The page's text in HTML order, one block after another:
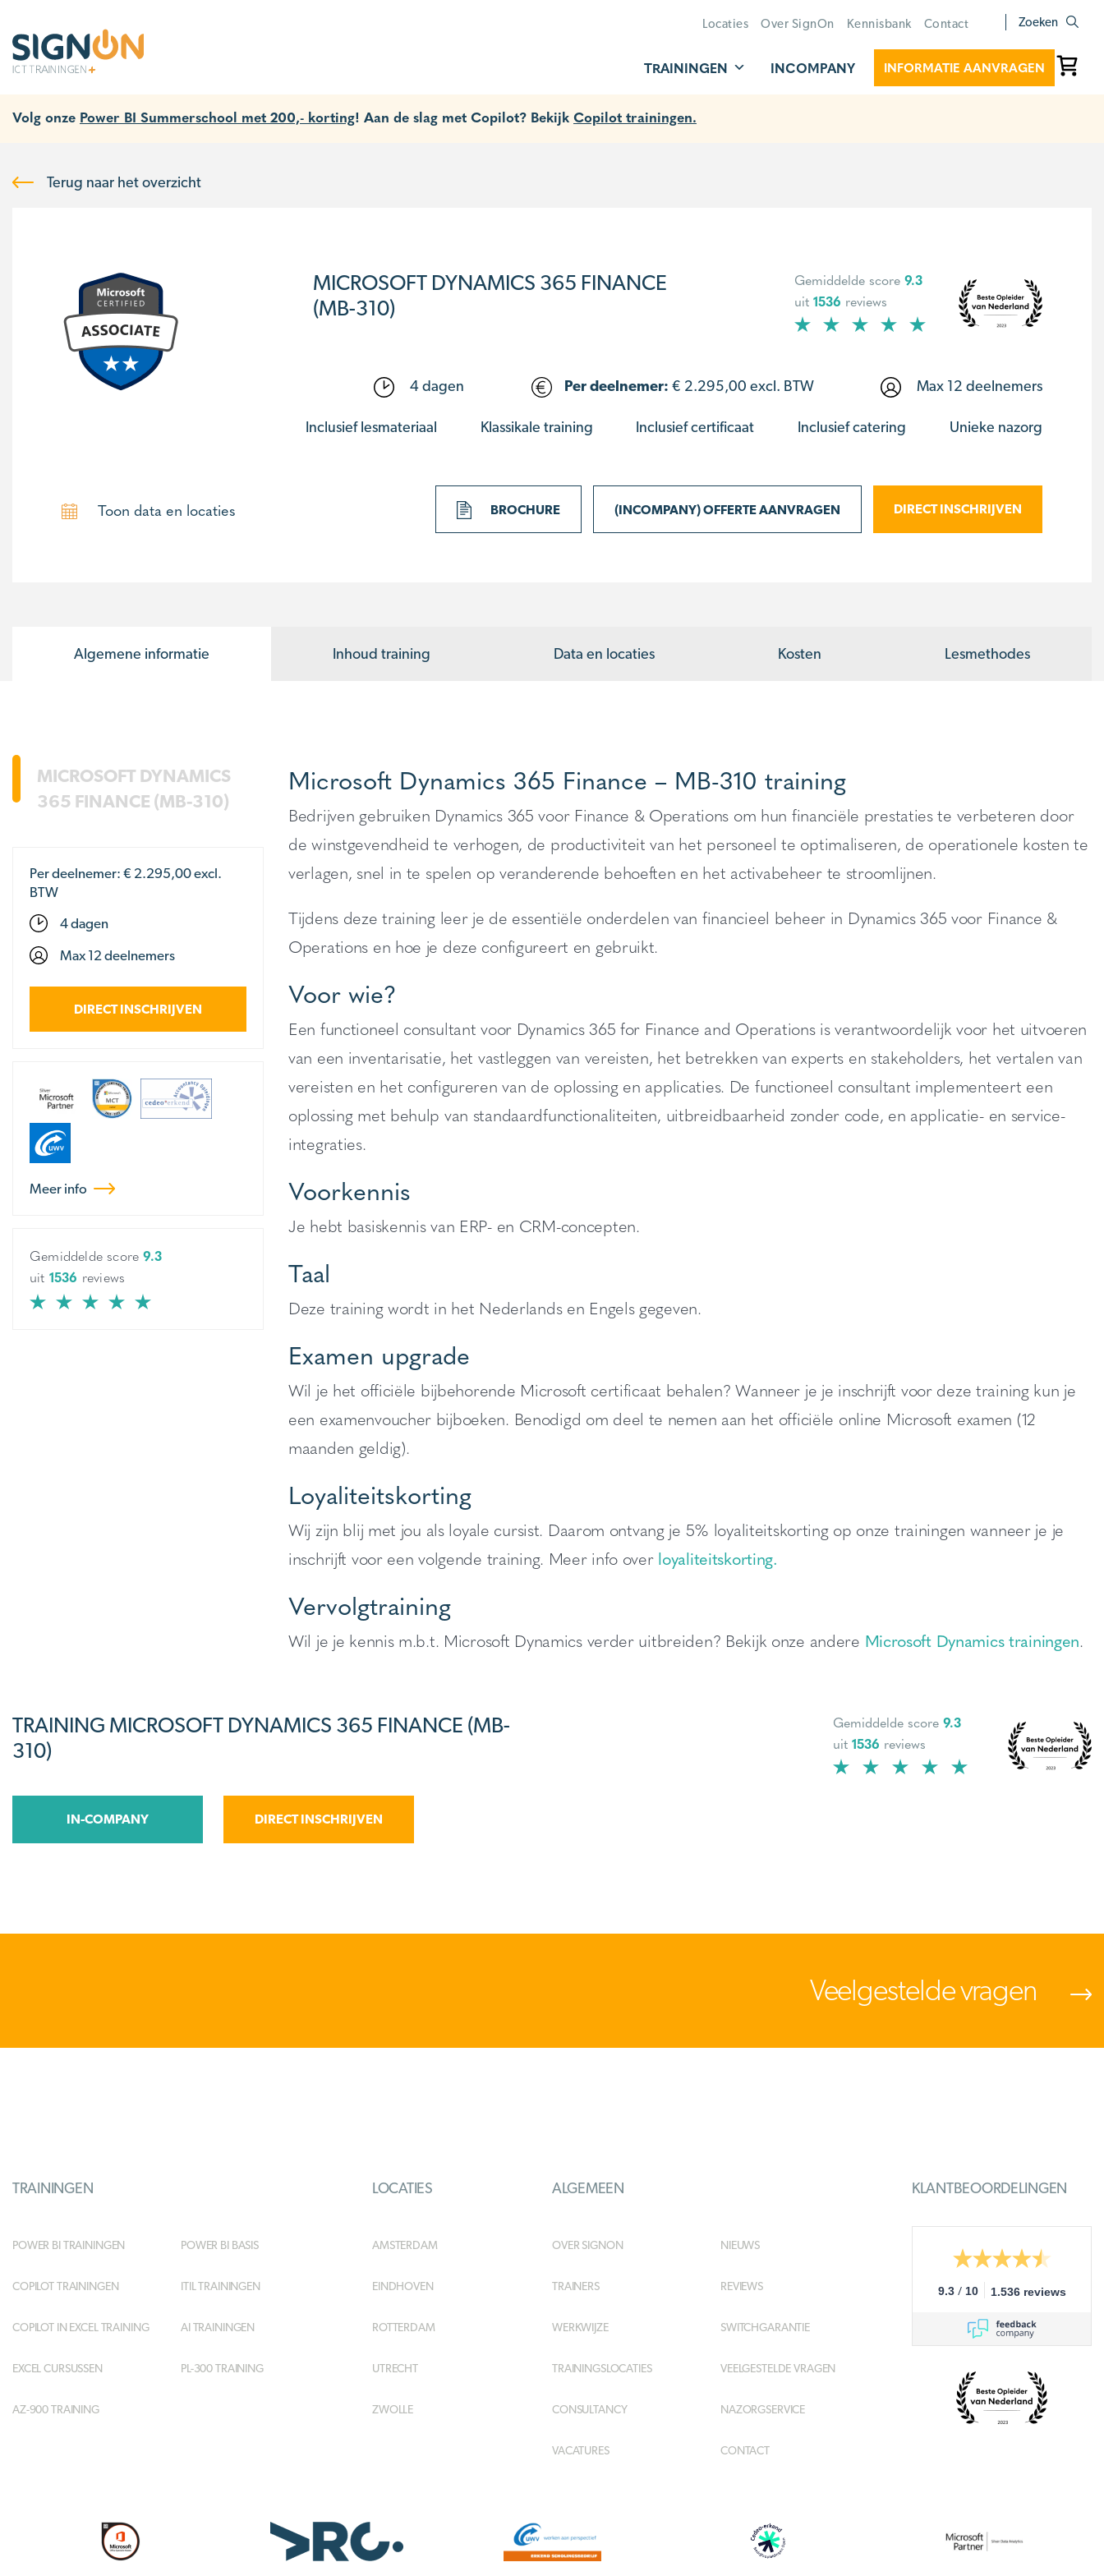
Locaties Over SignOn Kennisbank Contact Zoeken
TRAININGEN INCOMPANY INFORMATIE AANVRAGEN
Volg onze Power BI Summerschool met 200,- korting! Aan de slag met Copilot? Bekijk Copilot trainingen.
Terug naar het overzicht
MICROSOFT DYNAMICS 365 FINANCE
(MB-310)
Gemiddelde score 9.3
uit 1536 reviews
4 dagen Per deelnemer: € 2.295,00 excl. BTW Max 12 deelnemers
Inclusief lesmateriaal Klassikale training Inclusief certificaat Inclusief catering Unieke nazorg
Toon data en locaties BROCHURE (INCOMPANY) OFFERTE AANVRAGEN DIRECT INSCHRIJVEN
Algemene informatie Inhoud training Data en locaties Kosten Lesmethodes
MICROSOFT DYNAMICS
365 FINANCE (MB-310)
Per deelnemer: € 2.295,00excl.
BTW
4 dagen
Max 12 deelnemers
DIRECT INSCHRIJVEN
Meer info
Gemiddelde score9.3
uit 1536 reviews
Microsoft Dynamics 365 Finance – MB-310 training
Bedrijven gebruiken Dynamics 365 voor Finance & Operations om hun financiële prestaties te verbeteren door
de winstgevendheid te verhogen, de productiviteit van het personeel te optimaliseren, de operationele kosten te
verlagen, snel in te spelen op veranderende behoeften en het activabeheer te stroomlijnen.
Tijdens deze training leer je de essentiële onderdelen van financieel beheer in Dynamics 365 voor Finance &
Operations en hoe je deze configureert en gebruikt.
Voor wie?
Een functioneel consultant voor Dynamics 365 for Finance and Operations is verantwoordelijk voor het uitvoeren
van een inventarisatie, het vastleggen van vereisten, het betrekken van experts en stakeholders, het vertalen van
vereisten en het configureren van de oplossing en applicaties. De functioneel consultant implementeert een
oplossing met behulp van standaardfunctionaliteiten, uitbreidbaarheid zonder code, en applicatie- en service-
integraties.
Voorkennis
Je hebt basiskennis van ERP- en CRM-concepten.
Taal
Deze training wordt in het Nederlands en Engels gegeven.
Examen upgrade
Wil je het officiële bijbehorende Microsoft certificaat behalen? Wanneer je je inschrijft voor deze training kun je
een examenvoucher bijboeken. Benodigd om deel te nemen aan het officiële online Microsoft examen (12
maanden geldig).
Loyaliteitskorting
Wij zijn blij met jou als loyale cursist. Daarom ontvang je 5% loyaliteitskorting op onze trainingen wanneer je je
inschrijft voor een volgende training. Meer info over loyaliteitskorting.
Vervolgtraining
Wil je je kennis m.b.t. Microsoft Dynamics verder uitbreiden? Bekijk onze andere Microsoft Dynamics trainingen.
TRAINING MICROSOFT DYNAMICS 365 FINANCE (MB-
310)
IN-COMPANY DIRECT INSCHRIJVEN
Gemiddelde score 9.3
uit 1536 reviews
Veelgestelde vragen
TRAININGEN
POWER BI TRAININGEN POWER BI BASIS
COPILOT TRAININGEN ITIL TRAININGEN
COPILOT IN EXCEL TRAINING AI TRAININGEN
EXCEL CURSUSSEN PL-300 TRAINING
AZ-900 TRAINING
LOCATIES
AMSTERDAM
EINDHOVEN
ROTTERDAM
UTRECHT
ZWOLLE
ALGEMEEN
OVER SIGNON NIEUWS
TRAINERS REVIEWS
WERKWIJZE SWITCHGARANTIE
TRAININGSLOCATIES VEELGESTELDE VRAGEN
CONSULTANCY NAZORGSERVICE
VACATURES CONTACT
KLANTBEOORDELINGEN
9.3 / 10 1.536 reviews